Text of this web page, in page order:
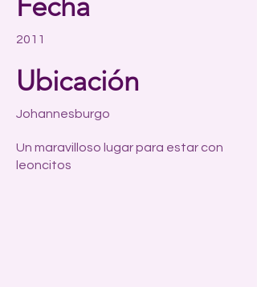
2011
Ubicación
Johannesburgo
Un maravilloso lugar para estar con
leoncitos